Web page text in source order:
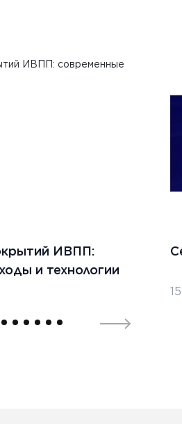
ИВПП:
и технологии